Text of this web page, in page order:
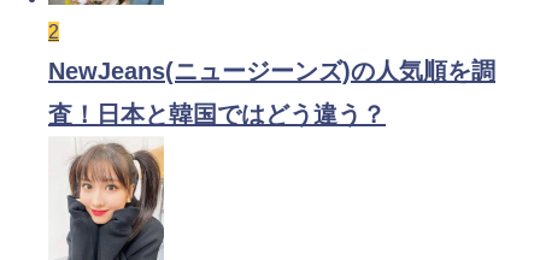
2
NewJeans(ニュージーンズ)の人気順を調
査！日本と韓国ではどう違う？